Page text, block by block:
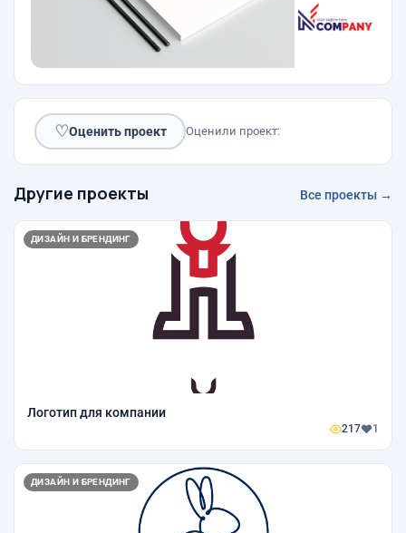
♡Оценить проект Оценили проект:
Другие проекты Все проекты →
ДИЗАЙН И БРЕНДИНГ
Логотип для компании
217 1
ДИЗАЙН И БРЕНДИНГ